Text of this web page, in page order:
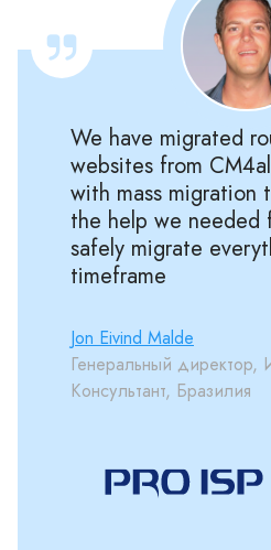
We have migrated
websites from
with mass migration
the help we
safely migrate
timeframe
Jon Eivind Malde
Генеральный директор,
Консультант, Бразилия